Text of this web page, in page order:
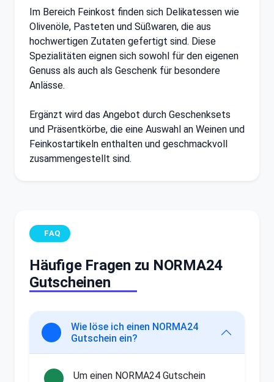
Im Bereich Feinkost finden sich Delikatessen wie
Olivenöle, Pasteten und Süßwaren, die aus
hochwertigen Zutaten gefertigt sind. Diese
Spezialitäten eignen sich sowohl für den eigenen
Genuss als auch als Geschenk für besondere
Anlässe.
Ergänzt wird das Angebot durch Geschenksets
und Präsentkörbe, die eine Auswahl an Weinen und
Feinkostartikeln enthalten und geschmackvoll
zusammengestellt sind.
FAQ
Häufige Fragen zu NORMA24
Gutscheinen
Wie löse ich einen NORMA24
Gutschein ein?
Um einen NORMA24 Gutschein